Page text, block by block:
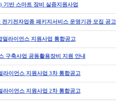
기반 스마트 장비 실증지원사업
기전자업종 패키지서비스 운영기관 모집 공고
라이언스 지원사업 통합공고
구축사업 공동활용장비 지원 안내
라이언스 지원사업 3차 통합공고
라이언스 지원사업 2차 통합공고